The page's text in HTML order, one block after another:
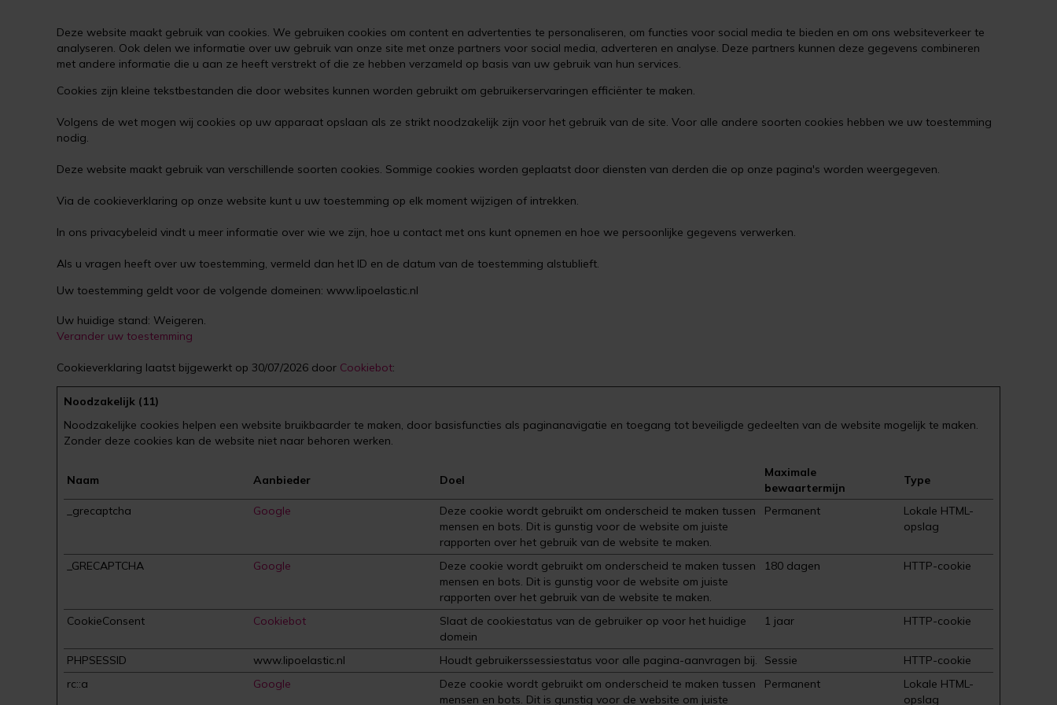
Deze website maakt gebruik van cookies. We gebruiken cookies om content en advertenties te personaliseren, om functies voor social media te bieden en om ons websiteverkeer te
analyseren. Ook delen we informatie over uw gebruik van onze site met onze partners voor social media, adverteren en analyse. Deze partners kunnen deze gegevens combineren
met andere informatie die u aan ze heeft verstrekt of die ze hebben verzameld op basis van uw gebruik van hun services.
Cookies zijn kleine tekstbestanden die door websites kunnen worden gebruikt om gebruikerservaringen efficiënter te maken.
Volgens de wet mogen wij cookies op uw apparaat opslaan als ze strikt noodzakelijk zijn voor het gebruik van de site. Voor alle andere soorten cookies hebben we uw toestemming
nodig.
Deze website maakt gebruik van verschillende soorten cookies. Sommige cookies worden geplaatst door diensten van derden die op onze pagina's worden weergegeven.
Via de cookieverklaring op onze website kunt u uw toestemming op elk moment wijzigen of intrekken.
In ons privacybeleid vindt u meer informatie over wie we zijn, hoe u contact met ons kunt opnemen en hoe we persoonlijke gegevens verwerken.
Als u vragen heeft over uw toestemming, vermeld dan het ID en de datum van de toestemming alstublieft.
Uw toestemming geldt voor de volgende domeinen: www.lipoelastic.nl
Uw huidige stand: Weigeren.
Verander uw toestemming
Cookieverklaring laatst bijgewerkt op 30/07/2026 door Cookiebot:
Noodzakelijk (11)
Noodzakelijke cookies helpen een website bruikbaarder te maken, door basisfuncties als paginanavigatie en toegang tot beveiligde gedeelten van de website mogelijk te maken.
Zonder deze cookies kan de website niet naar behoren werken.
Naam Aanbieder Doel
Maximale
bewaartermijn
Type
_grecaptcha Google
Deze cookie wordt gebruikt om onderscheid te maken tussen
mensen en bots. Dit is gunstig voor de website om juiste
rapporten over het gebruik van de website te maken.
Permanent
Lokale HTML-
opslag
_GRECAPTCHA Google
Deze cookie wordt gebruikt om onderscheid te maken tussen
mensen en bots. Dit is gunstig voor de website om juiste
rapporten over het gebruik van de website te maken.
180 dagen HTTP-cookie
CookieConsent Cookiebot
Slaat de cookiestatus van de gebruiker op voor het huidige
domein
1 jaar HTTP-cookie
PHPSESSID www.lipoelastic.nl Houdt gebruikerssessiestatus voor alle pagina-aanvragen bij. Sessie
HTTP-cookie
rc::a
Google
Deze cookie wordt gebruikt om onderscheid te maken tussen
mensen en bots. Dit is gunstig voor de website om juiste
Permanent
Lokale HTML-
opslag